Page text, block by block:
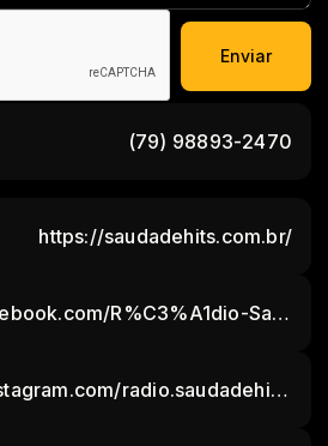
Enviar
(79) 98893-2470
https://saudadehits.com.br/
https://www.facebook.com/R%C3%A1dio-Saudade-Hits-100820109237827
https://www.instagram.com/radio.saudadehits/